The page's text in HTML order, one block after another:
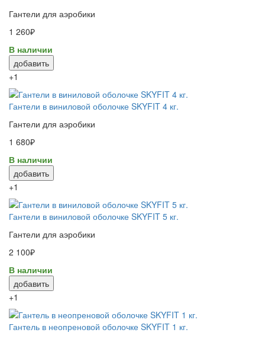
Гантели для аэробики
1 260₽
В наличии
добавить
+1
Гантели в виниловой оболочке SKYFIT 4 кг.
Гантели для аэробики
1 680₽
В наличии
добавить
+1
Гантели в виниловой оболочке SKYFIT 5 кг.
Гантели для аэробики
2 100₽
В наличии
добавить
+1
Гантель в неопреновой оболочке SKYFIT 1 кг.